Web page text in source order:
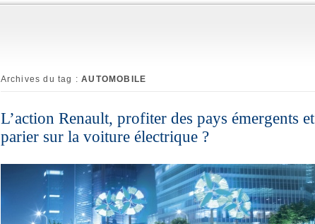
Archives du tag :AUTOMOBILE
L’action Renault, profiter des pays émergents et
parier sur la voiture électrique ?